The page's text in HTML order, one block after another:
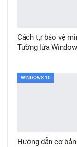
Cách tự bảo vệ
Tường lửa
WINDOWS 10
Hướng dẫn cơ